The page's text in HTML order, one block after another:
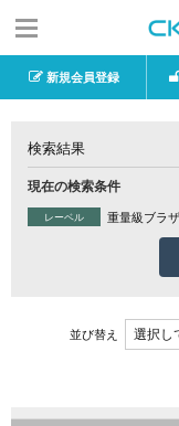
新規会員登録
検索結果
現在の検索条件
レーベル 重量級ブラ
並び替え 選択し